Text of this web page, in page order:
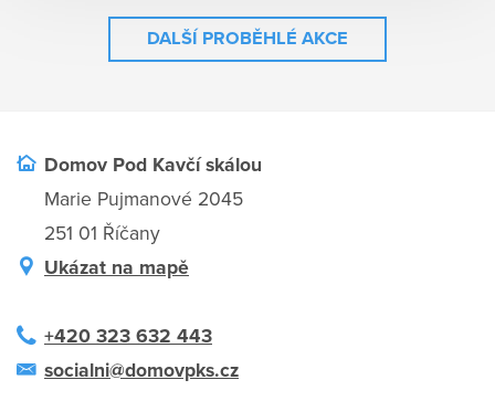
DALŠÍ PROBĚHLÉ AKCE
Domov Pod Kavčí skálou
Marie Pujmanové 2045
251 01 Říčany
Ukázat na mapě
+420 323 632 443
socialni@domovpks.cz